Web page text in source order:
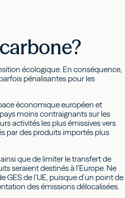
écologique. En conséquence,
pénalisantes pour les
économique européen et
moins contraignants sur les
activités les plus émissives vers
par des produits importés plus
ainsi que de limiter le transfert de
seraient destinés à l’Europe. Ne
de l’UE, puisque d’un point de
des émissions délocalisées.